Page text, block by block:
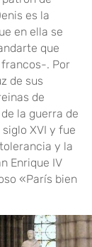
es la
en ella se
que
. Por
de sus
de
la guerra de
XVI y fue
y la
Enrique IV
«París bien